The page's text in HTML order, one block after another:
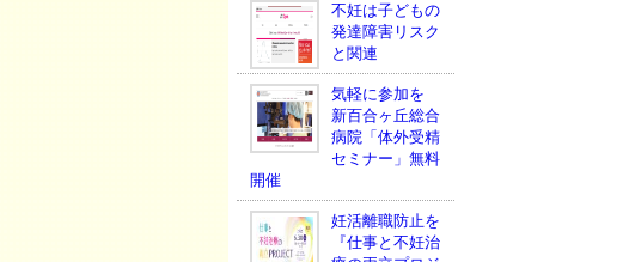
不妊は子どもの
発達障害リスク
と関連
気軽に参加を
新百合ヶ丘総合
病院「体外受精
セミナー」無料
開催
妊活離職防止を
『仕事と不妊治